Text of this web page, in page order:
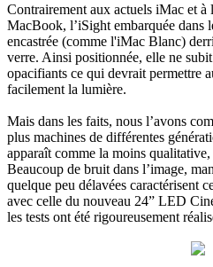
Contrairement aux actuels iMac et
MacBook, l’iSight embarquée dans
encastrée (comme l'iMac Blanc)
verre. Ainsi positionnée, elle ne
opacifiants ce qui devrait permettre
facilement la lumière.
Mais dans les faits, nous l’avons
plus machines de différentes
apparaît comme la moins
Beaucoup de bruit dans l’image,
quelque peu délavées caractérisent
avec celle du nouveau 24” LED
les tests ont été rigoureusement